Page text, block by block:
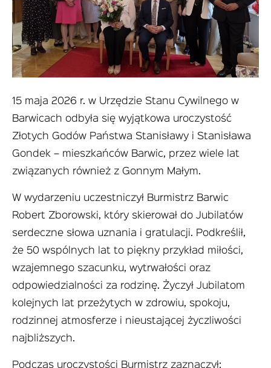
15 maja 2026 r. w Urzędzie Stanu Cywilnego w
Barwicach odbyła się wyjątkowa uroczystość
Złotych Godów Państwa Stanisławy i Stanisława
Gondek – mieszkańców Barwic, przez wiele lat
związanych również z Gonnym Małym.
W wydarzeniu uczestniczył Burmistrz Barwic
Robert Zborowski, który skierował do Jubilatów
serdeczne słowa uznania i gratulacji. Podkreślił,
że 50 wspólnych lat to piękny przykład miłości,
wzajemnego szacunku, wytrwałości oraz
odpowiedzialności za rodzinę. Życzył Jubilatom
kolejnych lat przeżytych w zdrowiu, spokoju,
rodzinnej atmosferze i nieustającej życzliwości
najbliższych.
Podczas uroczystości Burmistrz zaznaczył: